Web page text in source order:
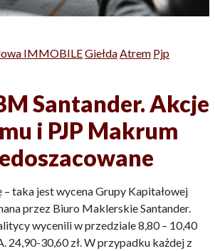
IMMOBILEGiełdaAtrem Pjp
Santander. Akcje
i PJP Makrum
– taka jest wycena Grupy Kapitałowej
przez Biuro Maklerskie Santander.
wycenili w przedziale 8,80 – 10,40
24,90-30,60 zł. W przypadku każdej z